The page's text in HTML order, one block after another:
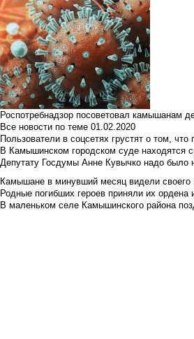
Роспотребнадзор посоветовал камышанам
Все новости по теме 01.02.2020
Пользователи в соцсетях грустят о том,
В Камышинском городском суде находятся
Депутату Госдумы Анне Кувычко надо было
Камышане в минувший месяц видели своего
Родные погибших героев приняли их
В маленьком селе Камышинского района